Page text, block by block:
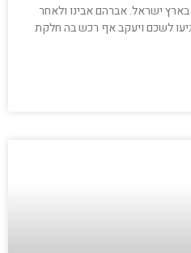
ישראל. אברהם אבינו ולאחר
לשכם ויעקב אף רכש בה חלקת